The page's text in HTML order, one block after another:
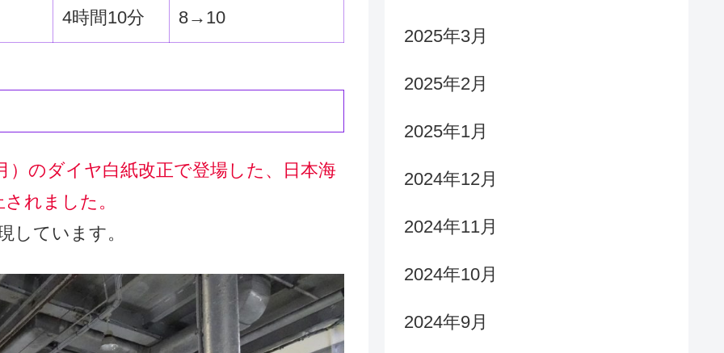
4時間10分 8→10
のダイヤ白紙改正で登場した、日本海
れました。
しています。
2025年3月
2025年2月
2025年1月
2024年12月
2024年11月
2024年10月
2024年9月